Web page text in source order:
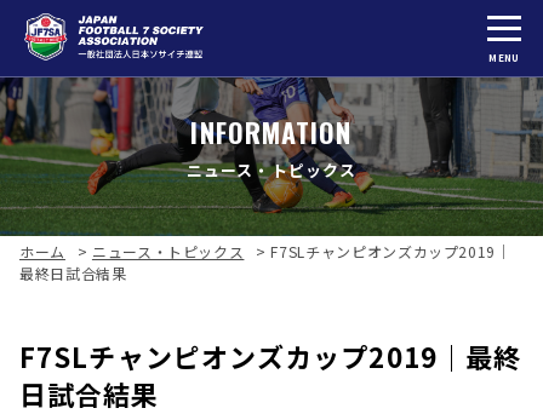
MENU
INFORMATION
ニュース・トピックス
ホーム > ニュース・トピックス >F7SLチャンピオンズカップ2019｜
最終日試合結果
F7SLチャンピオンズカップ2019｜最終
日試合結果